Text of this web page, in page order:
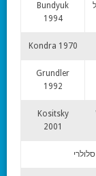
Bundyuk
1994
Kondra 1970
Grundler
1992
Kositsky
2001